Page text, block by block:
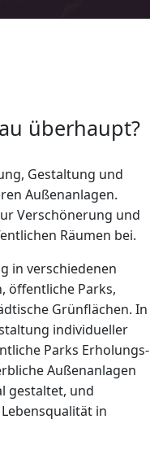
überhaupt?
Gestaltung und
Außenanlagen.
Verschönerung und
Räumen bei.
in verschiedenen
öffentliche Parks,
Grünflächen. In
individueller
Parks Erholungs-
Außenanlagen
gestaltet, und
in